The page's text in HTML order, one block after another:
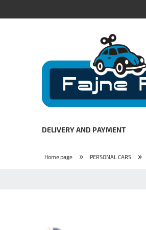
DELIVERY AND PAYMENT
Home page » PERSONAL CARS »